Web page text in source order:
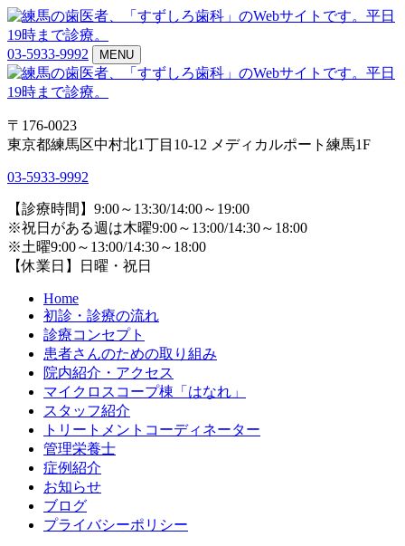
03-5933-9992 MENU
〒176-0023
東京都練馬区中村北1丁目10-12 メディカルポート練馬1F
03-5933-9992
【診療時間】9:00～13:30/14:00～19:00
※祝日がある週は木曜9:00～13:00/14:30～18:00
※土曜9:00～13:00/14:30～18:00
【休業日】日曜・祝日
Home
初診・診療の流れ
診療コンセプト
患者さんのための取り組み
院内紹介・アクセス
マイクロスコープ棟「はなれ」
スタッフ紹介
トリートメントコーディネーター
管理栄養士
症例紹介
お知らせ
ブログ
プライバシーポリシー